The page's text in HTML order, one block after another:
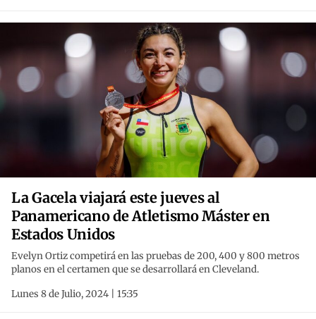
La Gacela viajará este jueves al
Panamericano de Atletismo Máster en
Estados Unidos
Evelyn Ortiz competirá en las pruebas de 200, 400 y 800 metros
planos en el certamen que se desarrollará en Cleveland.
Lunes 8 de Julio, 2024 | 15:35